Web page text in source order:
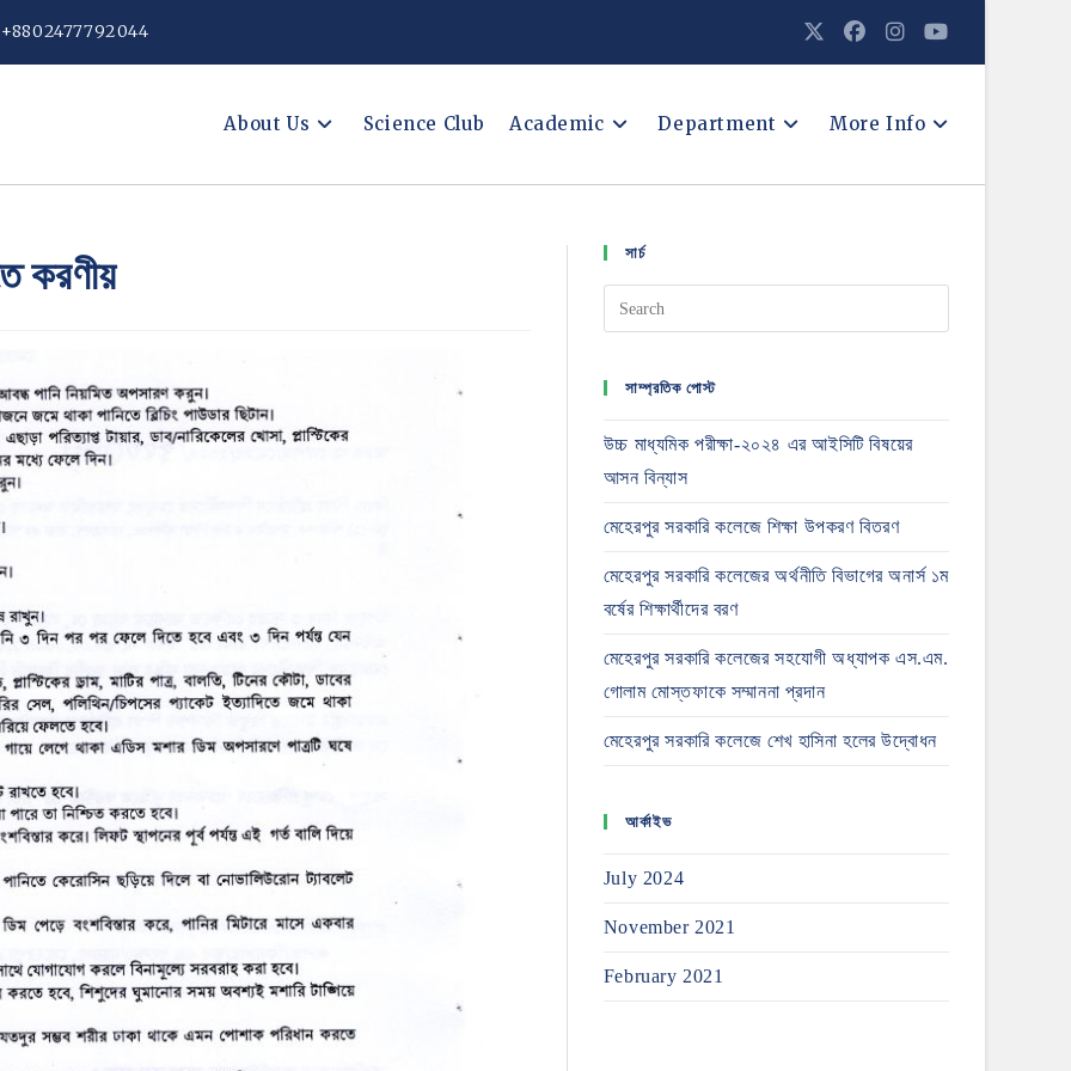
About Us Science Club Academic Department More Info
করণীয় সার্চ
সাম্প্রতিক পোস্ট
উচ্চ মাধ্যমিক পরীক্ষা-২০২৪ এর আইসিটি বিষয়ের
আসন বিন্যাস
মেহেরপুর সরকারি কলেজে শিক্ষা উপকরণ বিতরণ
মেহেরপুর সরকারি কলেজের অর্থনীতি বিভাগের অনার্স ১ম
বর্ষের শিক্ষার্থীদের বরণ
মেহেরপুর সরকারি কলেজের সহযোগী অধ্যাপক এস.এম.
গোলাম মোস্তফাকে সম্মাননা প্রদান
মেহেরপুর সরকারি কলেজে শেখ হাসিনা হলের উদ্বোধন
আর্কাইভ
July 2024
November 2021
February 2021